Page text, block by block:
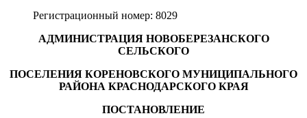
Регистрационный номер: 8029
АДМИНИСТРАЦИЯ НОВОБЕРЕЗАНСКОГО
СЕЛЬСКОГО
ПОСЕЛЕНИЯ КОРЕНОВСКОГО МУНИЦИПАЛЬНОГО
РАЙОНА КРАСНОДАРСКОГО КРАЯ
ПОСТАНОВЛЕНИЕ